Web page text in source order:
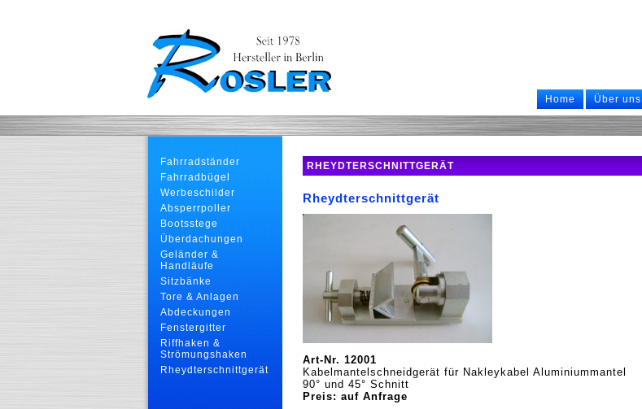
Home Über uns
Fahrradständer
Fahrradbügel
Werbeschilder
Absperrpoller
Bootsstege
Überdachungen
Geländer &
Handläufe
Sitzbänke
Tore & Anlagen
Abdeckungen
Fenstergitter
Riffhaken &
Strömungshaken
Rheydterschnittgerät
RHEYDTERSCHNITTGERÄT
Rheydterschnittgerät
Art-Nr. 12001
Kabelmantelschneidgerät für Nakleykabel Aluminiummantel
90° und 45° Schnitt
Preis: auf Anfrage